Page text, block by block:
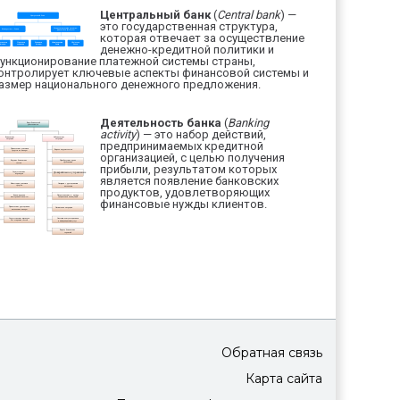
Центральный банк(Central bank) —
это государственная структура,
которая отвечает за осуществление
денежно-кредитной политики и
платежной системы страны,
ключевые аспекты финансовой системы и
национального денежного предложения.
Деятельность банка (Banking
activity) — это набор действий,
предпринимаемых кредитной
организацией, с целью получения
прибыли, результатом которых
является появление банковских
продуктов, удовлетворяющих
финансовые нужды клиентов.
Обратная связь
Карта сайта